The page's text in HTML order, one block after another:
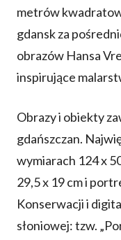
metrów
gdansk za
obrazów Hansa
inspirujące
Obrazy i obiekty
gdańszczan.
wymiarach 124 x
29,5 x 19 cm i
Konserwacji i
słoniowej: tzw.